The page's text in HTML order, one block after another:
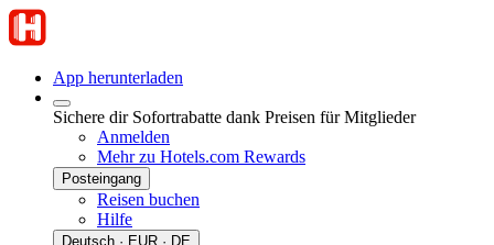
App herunterladen
Sichere dir Sofortrabatte dank Preisen für Mitglieder
Anmelden
Mehr zu Hotels.com Rewards
Posteingang
Reisen buchen
Hilfe
Deutsch · EUR · DE